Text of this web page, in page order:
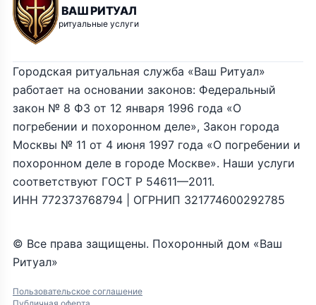
ВАШ РИТУАЛ
ритуальные услуги
© Все права защищены. Похоронный дом «Ваш
Ритуал»
Пользовательское соглашение
Городская ритуальная служба «Ваш Ритуал»
работает на основании законов: Федеральный
закон № 8 ФЗ от 12 января 1996 года «О
погребении и похоронном деле», Закон города
Москвы № 11 от 4 июня 1997 года «О погребении и
похоронном деле в городе Москве». Наши услуги
соответствуют ГОСТ Р 54611—2011.
ИНН 772373768794 | ОГРНИП 321774600292785